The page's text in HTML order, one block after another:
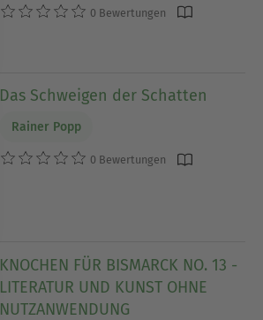
0 Bewertungen
Das Schweigen der Schatten
Rainer Popp
0 Bewertungen
KNOCHEN FÜR BISMARCK NO. 13 -
LITERATUR UND KUNST OHNE
NUTZANWENDUNG